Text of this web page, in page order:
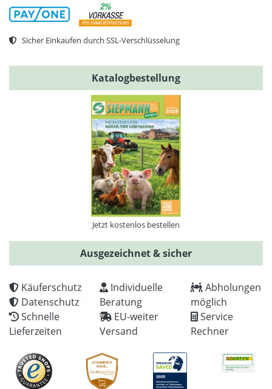
Sicher Einkaufen durch SSL-Verschlüsselung
Katalogbestellung
Jetzt kostenlos bestellen
Ausgezeichnet & sicher
Käuferschutz
Datenschutz
Schnelle
Lieferzeiten
Individuelle
Beratung
EU-weiter
Versand
Abholungen
möglich
Service
Rechner